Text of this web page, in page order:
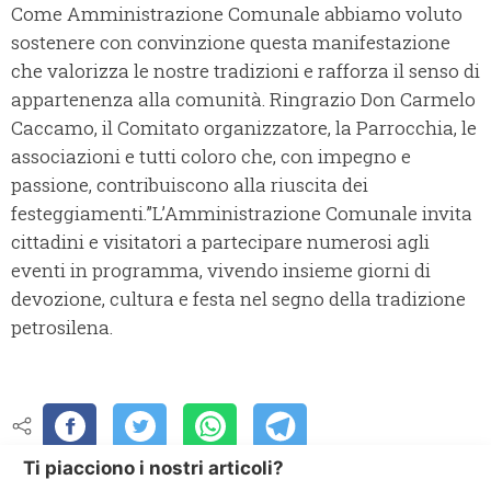
Come Amministrazione Comunale abbiamo voluto
sostenere con convinzione questa manifestazione
che valorizza le nostre tradizioni e rafforza il senso di
appartenenza alla comunità. Ringrazio Don Carmelo
Caccamo, il Comitato organizzatore, la Parrocchia, le
associazioni e tutti coloro che, con impegno e
passione, contribuiscono alla riuscita dei
festeggiamenti.”L’Amministrazione Comunale invita
cittadini e visitatori a partecipare numerosi agli
eventi in programma, vivendo insieme giorni di
devozione, cultura e festa nel segno della tradizione
petrosilena.
Ti piacciono i nostri articoli?